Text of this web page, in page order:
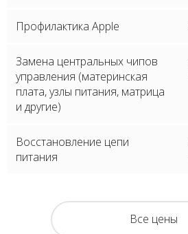
Профилактика Apple
Замена центральных чипов
управления (материнская
плата, узлы питания, матрица
и другие)
Восстановление цепи
питания
Все цены